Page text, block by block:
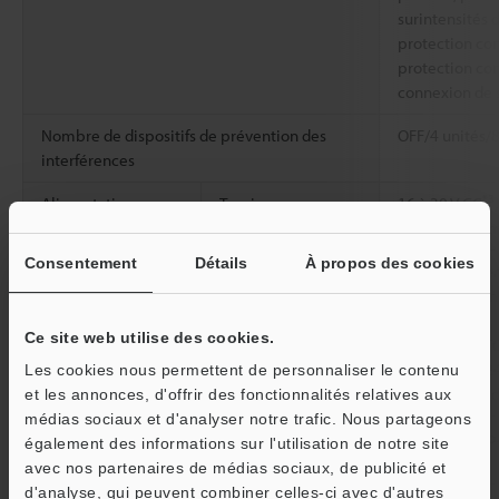
Consentement Détails À propos des cookies
Ce site web utilise des cookies.
Les cookies nous permettent de personnaliser le contenu
et les annonces, d'offrir des fonctionnalités relatives aux
médias sociaux et d'analyser notre trafic. Nous partageons
également des informations sur l'utilisation de notre site
avec nos partenaires de médias sociaux, de publicité et
d'analyse, qui peuvent combiner celles-ci avec d'autres
surintensités
protection
protection
connexion de
Nombre de dispositifs de prévention des
interférences
OFF/4
Alimentation
Tension
16 à 30 V CC*3
Consommation
électrique
En
mA maximum
maximum à
(à l'exclusion
Résistance à
l'environnement
Température
ambiante
-20 à +55°C